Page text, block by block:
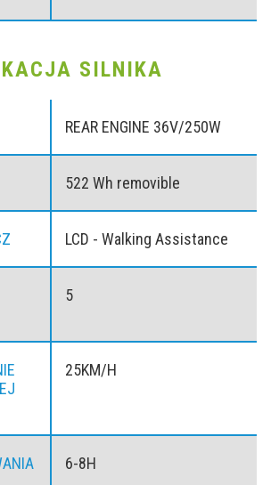
SILNIKA
REAR ENGINE 36V/250W
522 Wh removible
LCD - Walking Assistance
5
25KM/H
6-8H